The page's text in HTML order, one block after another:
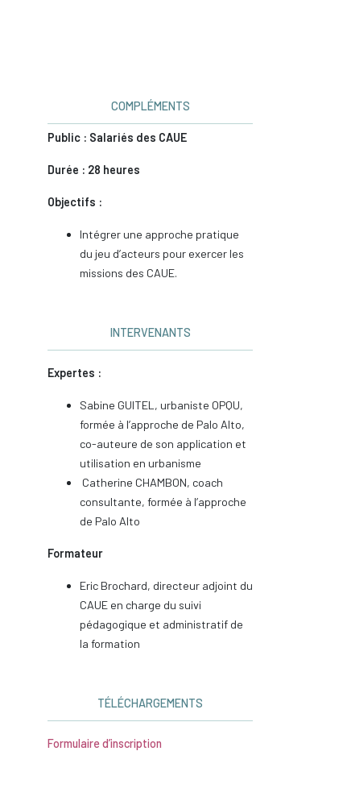
COMPLÉMENTS
Public : Salariés des CAUE
Durée : 28 heures
Objectifs :
Intégrer une approche pratique
du jeu d’acteurs pour exercer les
missions des CAUE.
INTERVENANTS
Expertes :
Sabine GUITEL, urbaniste OPQU,
formée à l’approche de Palo Alto,
co-auteure de son application et
utilisation en urbanisme
Catherine CHAMBON, coach
consultante, formée à l’approche
de Palo Alto
Formateur
Eric Brochard, directeur adjoint du
CAUE en charge du suivi
pédagogique et administratif de
la formation
TÉLÉCHARGEMENTS
Formulaire d’inscription